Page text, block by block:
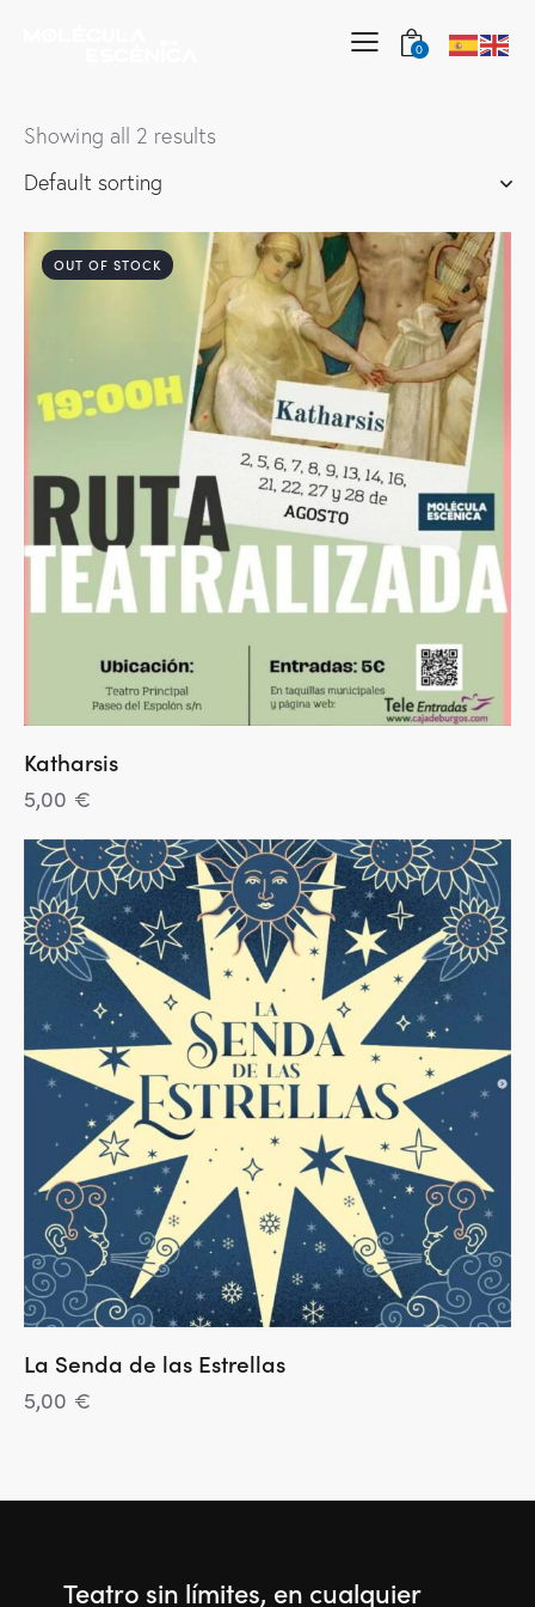
0
Showing all 2 results
OUT OF STOCK
Katharsis
5,00 €
La Senda de las Estrellas
5,00 €
Teatro sin límites, en cualquier